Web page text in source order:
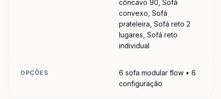
côncavo 90, Sofá
convexo, Sofá
prateleira, Sofá reto 2
lugares, Sofá reto
individual
OPÇÕES
6 sofa modular flow • 6
configuração